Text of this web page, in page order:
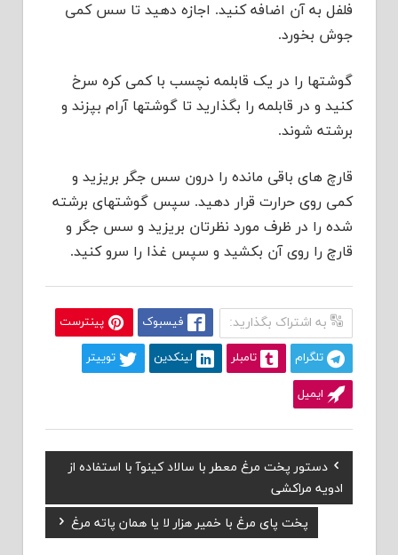
فلفل به آن اضافه کنید. اجازه دهید تا سس کمی
جوش بخورد.
گوشتها را در یک قابلمه نچسب با کمی کره سرخ
کنید و در قابلمه را بگذارید تا گوشتها آرام بپزند و
برشته شوند.
قارچ های باقی مانده را درون سس جگر بریزید و
کمی روی حرارت قرار دهید. سپس گوشتهای برشته
شده را در ظرف مورد نظرتان بریزید و سس جگر و
قارچ را روی آن بکشید و سپس غذا را سرو کنید.
به اشتراک بگذارید: فیسبوک پینترست
تلگرام تامبلر لینکدین توییتر
ایمیل
راهبری
نوشته
Previous
Post:
دستور پخت مرغ معطر با سالاد کینوآ با استفاده از
ادویه مراکشی
Next
Post:
پخت پای مرغ با خمیر هزار لا یا همان پاته مرغ